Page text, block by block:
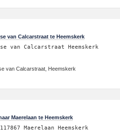
van Calcarstraat te Heemskerk
van Calcarstraat Heemskerk
van Calcarstraat, Heemskerk
Maerelaan te Heemskerk
Maerelaan Heemskerk